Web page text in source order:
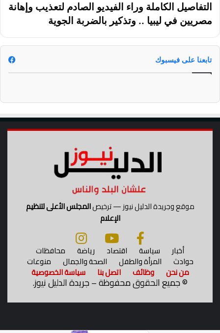
التفاصيل الكاملة وراء الفيديو الصادم لتعذيب وإهانة
مصريين في ليبيا .. وتذكير بالضربة الجوية
تابعنا على فيسبوك
موقع وجريدة الدليل نيوز — ترخيصالمجلس الأعلى لتنظيم
الإعلام
أخبار سياسة اقتصاد رياضة محافظات
حوادث المرأة والطفل الصحة والجمال منوعات
من نحن وظائف اتصل بنا سياسة الخصوصية
©جميع الحقوق محفوظة – جريدة الدليل نيوز.